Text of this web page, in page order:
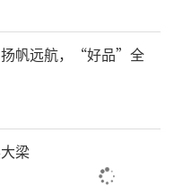
务管理体系
服务，针对各类
在的上下班点高
海服务集团自主
帆远航，“好品”全
梁